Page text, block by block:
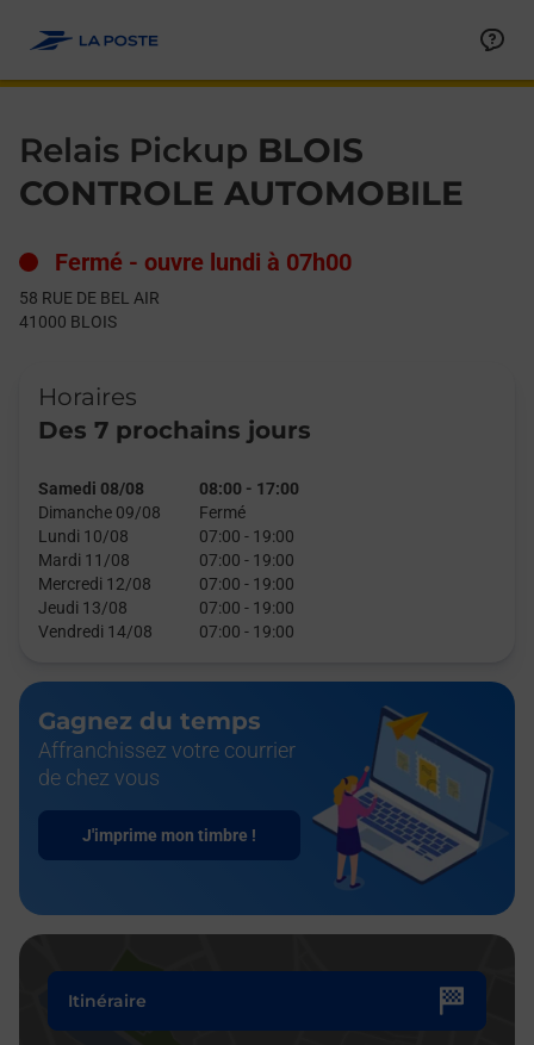
Relais Pickup BLOIS
CONTROLE AUTOMOBILE
Fermé - ouvre lundi à 07h00
58 RUE DE BEL AIR
41000 BLOIS
Horaires
Des 7 prochains jours
Samedi 08/08 08:00 - 17:00
Dimanche 09/08
Fermé
Lundi 10/08
07:00 - 19:00
Mardi 11/08
07:00 - 19:00
Mercredi 12/08
07:00 - 19:00
Jeudi 13/08
07:00 - 19:00
Vendredi 14/08
07:00 - 19:00
Gagnez du temps
Affranchissez votre courrier
de chez vous
J'imprime mon timbre !
Itinéraire